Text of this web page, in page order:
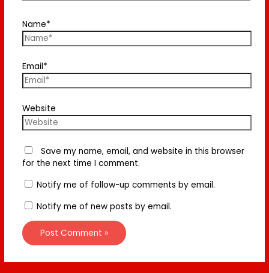
Name*
Email*
Website
Save my name, email, and website in this browser
for the next time I comment.
Notify me of follow-up comments by email.
Notify me of new posts by email.